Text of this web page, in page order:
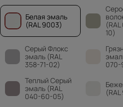
Белая эмаль
(RAL 9003)
10)
Серый Флокс
эмаль (RAL
358-71-02)
Теплый Серый
эмаль (RAL
040-60-05)